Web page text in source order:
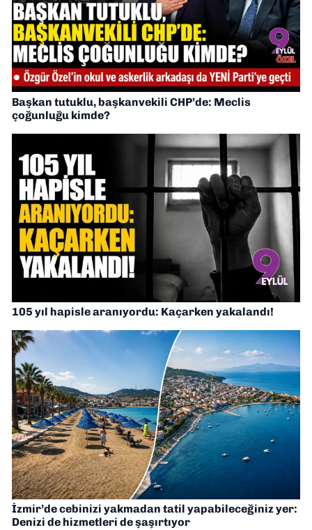
Başkan tutuklu, başkanvekili CHP’de: Meclis
çoğunluğu kimde?
105 yıl hapisle aranıyordu: Kaçarken yakalandı!
İzmir’de cebinizi yakmadan tatil yapabileceğiniz yer:
Denizi de hizmetleri de şaşırtıyor